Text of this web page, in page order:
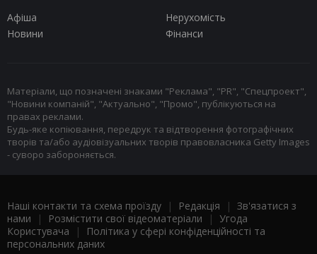
Афіша
Нерухомість
Новини
Фінанси
Матеріали, що позначені знаками "Реклама", "PR", "Спецпроект",
"Новини компаній", "Актуально", "Промо", публікуються на
правах реклами.
Будь-яке копіювання, передрук та відтворення фотографічних
творів та/або аудіовізуальних творів правовласника Getty Images
- суворо забороняється.
Наші контакти та схема проїзду | Редакція | Зв'язатися з
нами | Розмістити свої відеоматеріали | Угода
Користувача |
Політика у сфері конфіденційності та
персональних даних